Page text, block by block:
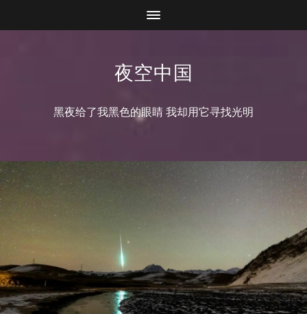
夜空中国
黑夜给了我黑色的眼睛 我却用它寻找光明